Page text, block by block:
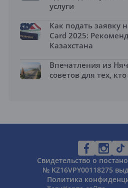
услуги
Как подать заявку
Card 2025:
Казахстана
Впечатления из
советов для тех,
Свидетельство о
№ KZ16VPY00118275
Политика